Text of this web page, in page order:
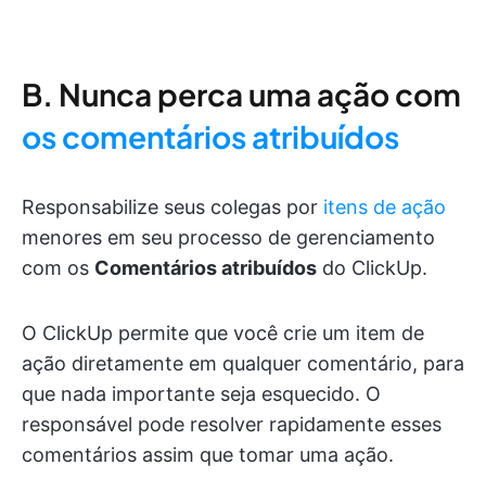
B. Nunca perca uma ação com
os comentários atribuídos
Responsabilize seus colegas por itens de ação
menores em seu processo de gerenciamento
com os Comentários atribuídos do ClickUp.
O ClickUp permite que você crie um item de
ação diretamente em qualquer comentário, para
que nada importante seja esquecido. O
responsável pode resolver rapidamente esses
comentários assim que tomar uma ação.